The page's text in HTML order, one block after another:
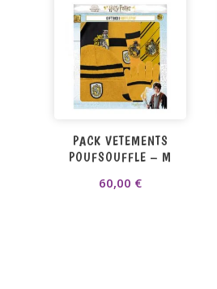
PACK VETEMENTS
POUFSOUFFLE – M
60,00 €